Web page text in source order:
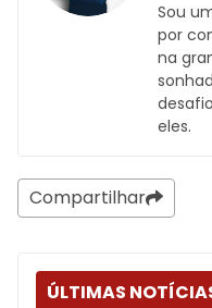
Sou
por
na
eles.
Compartilhar
ÚLTIMAS